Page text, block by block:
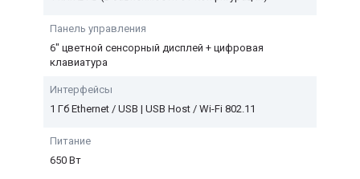
Панель управления
6" цветной сенсорный дисплей + цифровая
клавиатура
Интерфейсы
1 Гб Ethernet / USB | USB Host / Wi-Fi 802.11
Питание
650 Вт